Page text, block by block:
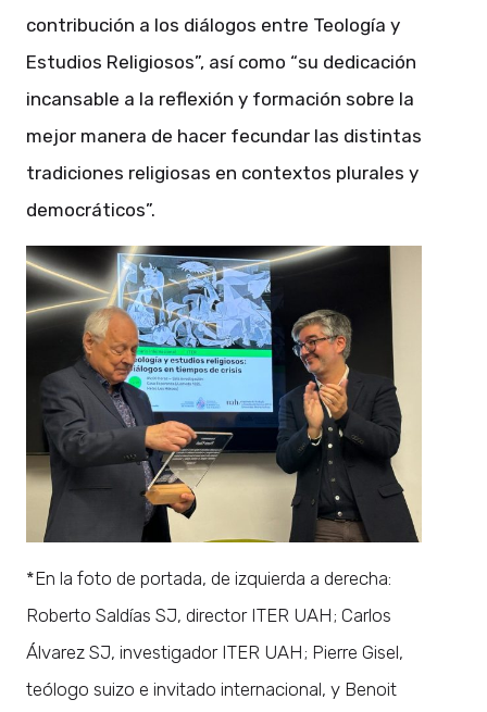
contribución a los diálogos entre Teología y
Estudios Religiosos”, así como “su dedicación
incansable a la reflexión y formación sobre la
mejor manera de hacer fecundar las distintas
tradiciones religiosas en contextos plurales y
democráticos”.
*En la foto de portada, de izquierda a derecha:
Roberto Saldías SJ, director ITER UAH; Carlos
Álvarez SJ, investigador ITER UAH; Pierre Gisel,
teólogo suizo e invitado internacional, y Benoit